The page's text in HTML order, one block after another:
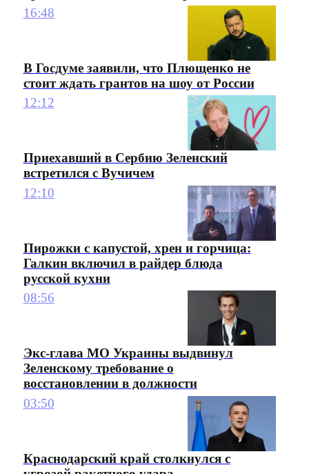
16:48
В Госдуме заявили, что Плющенко не
стоит ждать грантов на шоу от России
12:12
Приехавший в Сербию Зеленский
встретился с Вучичем
12:10
Пирожки с капустой, хрен и горчица:
Галкин включил в райдер блюда
русской кухни
08:56
Экс-глава МО Украины выдвинул
Зеленскому требование о
восстановлении в должности
03:50
Краснодарский край столкнулся с